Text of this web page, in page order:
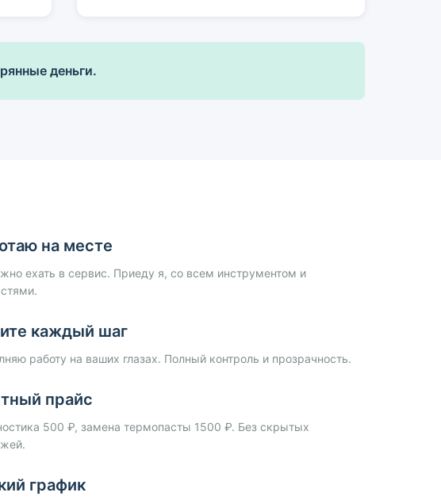
деньги.
на месте
ехать в сервис. Приеду я, со всем инструментом и
каждый шаг
работу на ваших глазах. Полный контроль и прозрачность.
прайс
500 ₽, замена термопасты 1500 ₽. Без скрытых
график